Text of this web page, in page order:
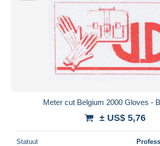
Meter cut Belgium 2000 Gloves -
± US$ 5,76
Statuut